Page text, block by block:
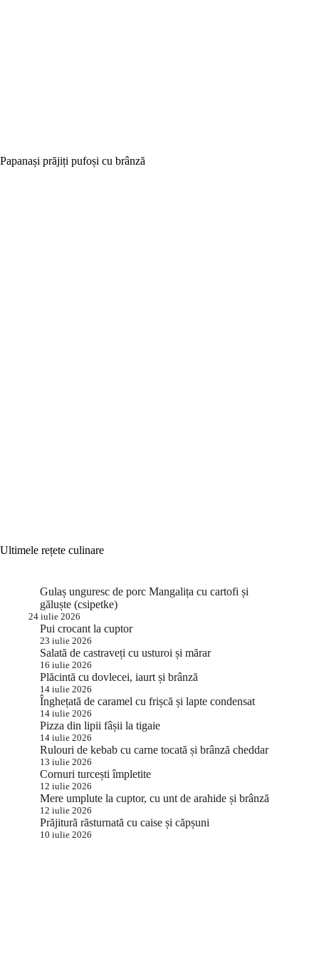
Papanași prăjiți pufoși cu brânză
Ultimele rețete culinare
Gulaș unguresc de porc Mangalița cu cartofi și
găluște (csipetke)
24 iulie 2026
Pui crocant la cuptor
23 iulie 2026
Salată de castraveți cu usturoi și mărar
16 iulie 2026
Plăcintă cu dovlecei, iaurt și brânză
14 iulie 2026
Înghețată de caramel cu frișcă și lapte condensat
14 iulie 2026
Pizza din lipii fâșii la tigaie
14 iulie 2026
Rulouri de kebab cu carne tocată și brânză cheddar
13 iulie 2026
Cornuri turcești împletite
12 iulie 2026
Mere umplute la cuptor, cu unt de arahide și brânză
12 iulie 2026
Prăjitură răsturnată cu caise și căpșuni
10 iulie 2026